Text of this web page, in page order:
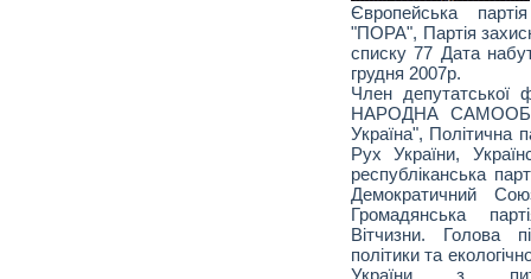
Європейська
"ПОРА", Партія
списку 77 Дата
грудня 2007р.
Член
НАРОДНА
Україна", Політична
Рух України,
республіканська
Демократичний
Громадянська
Вітчизни. Голова
політики та
України з